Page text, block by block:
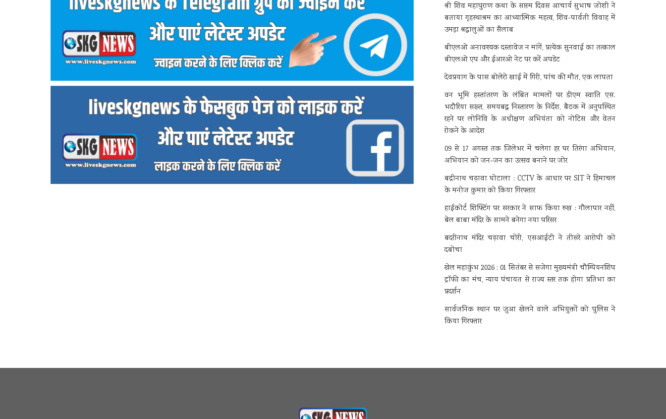
श्री शिव महापुराण कथा के सप्तम दिवस आचार्य सुभाष जोशी ने
बताया गृहस्थाश्रम का आध्यात्मिक महत्व, शिव-पार्वती विवाह में
उमड़ा श्रद्धालुओं का सैलाब
बीएलओ अनावश्यक दस्तावेज न मांगें, प्रत्येक सुनवाई का तत्काल
बीएलओ एप और ईआरओ नेट पर करें अपडेट
देवप्रयाग के पास बोलेरो खाई में गिरी, पांच की मौत, एक लापता
वन भूमि हस्तांतरण के लंबित मामलों पर डीएम स्वाति एस.
भदौरिया सख्त, समयबद्ध निस्तारण के निर्देश, बैठक में अनुपस्थित
रहने पर लोनिवि के अधीक्षण अभियंता को नोटिस और वेतन
रोकने के आदेश
09 से 17 अगस्त तक जिलेभर में चलेगा हर घर तिरंगा अभियान,
अभियान को जन-जन का उत्सव बनाने पर जोर
बद्रीनाथ चढ़ावा घोटाला : CCTV के आधार पर SIT ने हिमाचल
के मनोज कुमार को किया गिरफ्तार
हाईकोर्ट शिफ्टिंग पर सरकार ने साफ किया रुख : गौलापार नहीं,
बेल बाबा मंदिर के सामने बनेगा नया परिसर
बदरीनाथ मंदिर चढ़ावा चोरी, एसआईटी ने तीसरे आरोपी को
दबोचा
खेल महाकुंभ 2026 : 01 सितंबर से सजेगा मुख्यमंत्री चौम्पियनशिप
ट्रॉफी का मंच, न्याय पंचायत से राज्य स्तर तक होगा प्रतिभा का
प्रदर्शन
सार्वजनिक स्थान पर जुआ खेलने वाले अभियुक्तों को पुलिस ने
किया गिरफ्तार